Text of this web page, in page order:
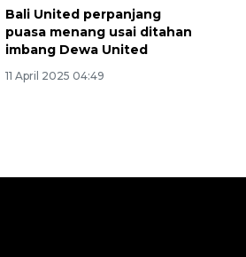
Bali United perpanjang
puasa menang usai ditahan
imbang Dewa United
11 April 2025 04:49